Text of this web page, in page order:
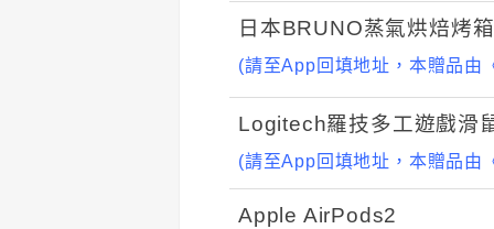
日本BRUNO蒸氣烘焙烤箱
(請至App回填地址，本贈品由
Logitech羅技多工遊戲滑
(請至App回填地址，本贈品由
Apple AirPods2